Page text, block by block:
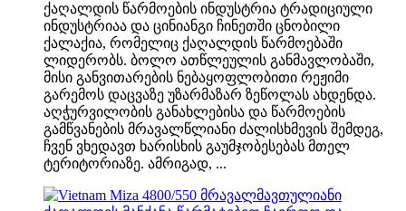
ქაღალდის წარმოების ინდუსტრია ტრადიციული
ინდუსტრიაა და ცინიანგი ჩინეთში ცნობილი
ქალაქია, რომელიც ქაღალდის წარმოებაში
ლიდერობს. ბოლო ათწლეულის განმავლობაში,
მისი განვითარების ნებაყოფლობითი რეჟიმი
გარემოს დაცვაზე უზარმაზარ ზეწოლას ახდენდა.
აღჭურვილობის განახლებისა და წარმოების
გამწვანების მრავალწლიანი ძალისხმევის შემდეგ,
ჩვენ ვხედავთ ხარისხის გაუმჯობესებას მთელ
ტერიტორიაზე. ამრიგად, ...